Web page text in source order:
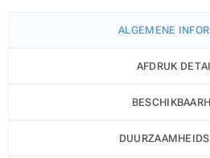
ALGEMENE
AFDRUK